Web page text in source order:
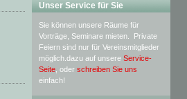
Unser Service für Sie
Sie können unsere Räume für
Vorträge, Seminare mieten. Private
Feiern sind nur für Vereinsmitglieder
möglich.dazu auf unsere Service-
Seite , oder schreiben Sie uns
einfach!